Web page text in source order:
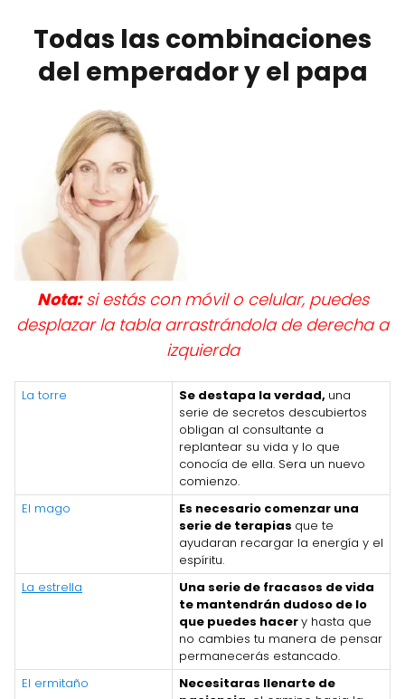
Todas las combinaciones
del emperador y el papa
Nota:si estás con móvil o celular, puedes
desplazar la tabla arrastrándola de derecha a
izquierda
La torre Se destapa la verdad, una
serie de secretos descubiertos
obligan al consultante a
replantear su vida y lo que
conocía de ella. Sera un nuevo
comienzo.
El mago
Es necesario comenzar una
serie de terapias que te
ayudaran recargar la energía y el
espíritu.
La estrella
Una serie de fracasos de vida
te mantendrán dudoso de lo
que puedes hacery hasta que
no cambies tu manera de pensar
permanecerás estancado.
El ermitaño
Necesitaras llenarte de